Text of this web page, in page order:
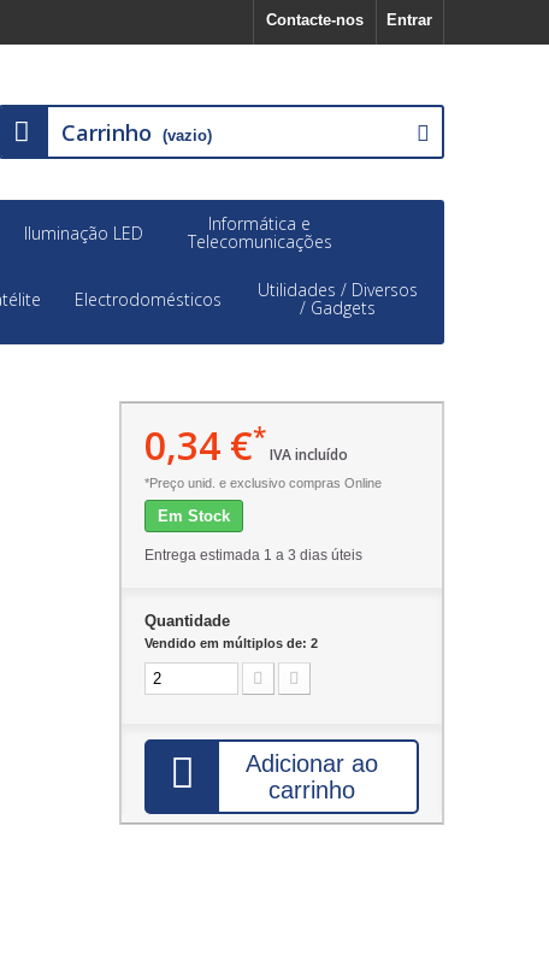
Entrar
Contacte-nos
Carrinho (vazio)
Iluminação LED Informática e
Telecomunicações
Electrodomésticos Utilidades / Diversos
/ Gadgets
0,34 €*
IVA incluído
*Preço unid. e exclusivo compras Online
Em Stock
Entrega estimada 1 a 3 dias úteis
Quantidade
Vendido em múltiplos de: 2
Adicionar ao
carrinho